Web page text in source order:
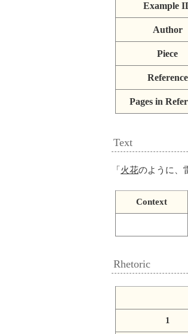
Example
Author
Piece
Reference
Pages in
Text
「 火花のように、
Context
Rhetoric
1